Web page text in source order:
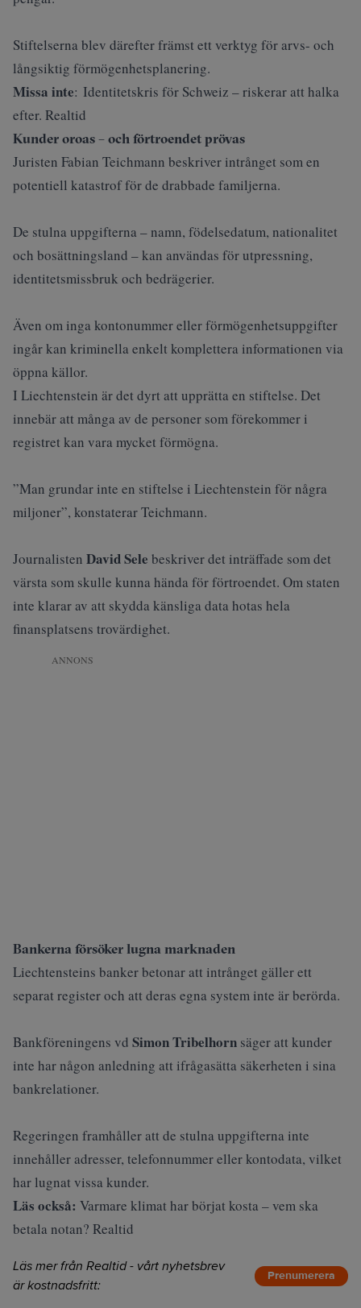
Stiftelserna blev därefter främst ett verktyg för arvs- och
långsiktig förmögenhetsplanering.
Missa inte: Identitetskris för Schweiz – riskerar att halka
efter. Realtid
Kunder oroas – och förtroendet prövas
Juristen Fabian Teichmann beskriver intrånget som en
potentiell katastrof för de drabbade familjerna.
De stulna uppgifterna – namn, födelsedatum, nationalitet
och bosättningsland – kan användas för utpressning,
identitetsmissbruk och bedrägerier.
Även om inga kontonummer eller förmögenhetsuppgifter
ingår kan kriminella enkelt komplettera informationen via
öppna källor.
I Liechtenstein är det dyrt att upprätta en stiftelse. Det
innebär att många av de personer som förekommer i
registret kan vara mycket förmögna.
”Man grundar inte en stiftelse i Liechtenstein för några
miljoner”, konstaterar Teichmann.
Journalisten David Sele beskriver det inträffade som det
värsta som skulle kunna hända för förtroendet. Om staten
inte klarar av att skydda känsliga data hotas hela
finansplatsens trovärdighet.
ANNONS
Bankerna försöker lugna marknaden
Liechtensteins banker betonar att intrånget gäller ett
separat register och att deras egna system inte är berörda.
Bankföreningens vd Simon Tribelhorn säger att kunder
inte har någon anledning att ifrågasätta säkerheten i sina
bankrelationer.
Regeringen framhåller att de stulna uppgifterna inte
innehåller adresser, telefonnummer eller kontodata, vilket
har lugnat vissa kunder.
Läs också: Varmare klimat har börjat kosta – vem ska
betala notan? Realtid
Läs mer från Realtid - vårt nyhetsbrev
är kostnadsfritt:
Prenumerera